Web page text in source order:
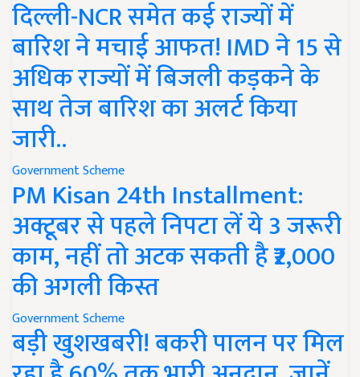
दिल्ली-NCR समेत कई राज्यों में
बारिश ने मचाई आफत! IMD ने 15 से
अधिक राज्यों में बिजली कड़कने के
साथ तेज बारिश का अलर्ट किया
जारी..
Government Scheme
PM Kisan 24th Installment:
अक्टूबर से पहले निपटा लें ये 3 जरूरी
काम, नहीं तो अटक सकती है ₹2,000
की अगली किस्त
Government Scheme
बड़ी खुशखबरी! बकरी पालन पर मिल